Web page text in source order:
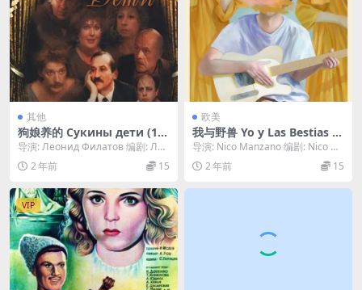
其他
狗娘养的 Сукины дети (19
90)
导演: Леонид Филатов 编剧: Лео
нид Филатов / ...
2 年前 15
欧美
我与野兽 Yo y Las Bestias (2
021)
导演: Nico Manzano 编剧: Nico M
anzano 主演: Je...
2 年前 15
VIP